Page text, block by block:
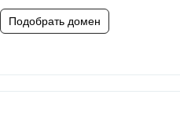
Подобрать домен